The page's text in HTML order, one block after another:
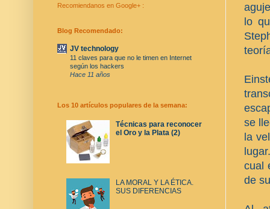
lo
se
la
cual
de
Recomiendanos en Google+ :
Blog Recomendado:
JV technology
11 claves para que no le timen en Internet
según los hackers
Hace 11 años
Los 10 artículos populares de la semana:
Técnicas para reconocer
el Oro y la Plata (2)
LA MORAL Y LA ÉTICA.
SUS DIFERENCIAS